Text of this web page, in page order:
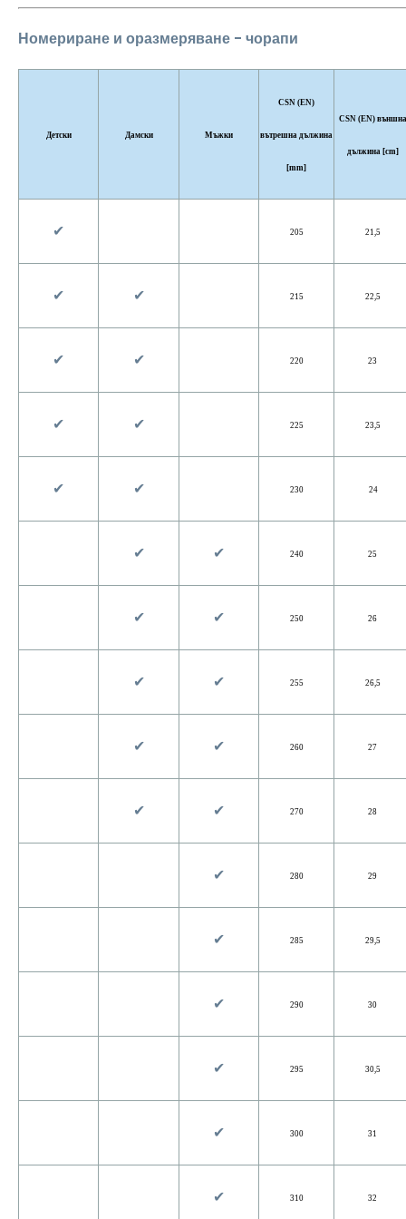
Номериране и оразмеряване - чорапи
Детски Дамски Мъжки
CSN (EN)
вътрешна дължина
[mm]
CSN (EN) външна
дължина [cm]
✔︎ 205 21,5
✔︎ ✔︎ 215 22,5
✔︎ ✔︎ 220 23
✔︎ ✔︎ 225 23,5
✔︎ ✔︎ 230 24
✔︎ ✔︎ 240 25
✔︎ ✔︎ 250 26
✔︎ ✔︎ 255 26,5
✔︎ ✔︎ 260 27
✔︎ ✔︎ 270 28
✔︎ 280 29
✔︎ 285 29,5
✔︎ 290 30
✔︎ 295 30,5
✔︎ 300 31
✔︎ 310 32